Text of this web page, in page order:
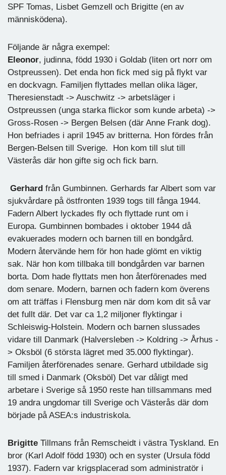
SPF Tomas, Lisbet Gemzell och Brigitte (en av
människödena).
Följande är några exempel:
Eleonor, judinna, född 1930 i Goldab (liten ort norr om
Ostpreussen). Det enda hon fick med sig på flykt var
en dockvagn. Familjen flyttades mellan olika läger,
Theresienstadt -> Auschwitz -> arbetsläger i
Ostpreussen (unga starka flickor som kunde arbeta) ->
Gross-Rosen -> Bergen Belsen (där Anne Frank dog).
Hon befriades i april 1945 av britterna. Hon fördes från
Bergen-Belsen till Sverige. Hon kom till slut till
Västerås där hon gifte sig och fick barn.
Gerhard från Gumbinnen. Gerhards far Albert som var
sjukvårdare på östfronten 1939 togs till fånga 1944.
Fadern Albert lyckades fly och flyttade runt om i
Europa. Gumbinnen bombades i oktober 1944 då
evakuerades modern och barnen till en bondgård.
Modern återvände hem för hon hade glömt en viktig
sak. När hon kom tillbaka till bondgården var barnen
borta. Dom hade flyttats men hon återförenades med
dom senare. Modern, barnen och fadern kom överens
om att träffas i Flensburg men när dom kom dit så var
det fullt där. Det var ca 1,2 miljoner flyktingar i
Schleiswig-Holstein. Modern och barnen slussades
vidare till Danmark (Halversleben -> Koldring -> Århus -
> Oksböl (6 största lägret med 35.000 flyktingar).
Familjen återförenades senare. Gerhard utbildade sig
till smed i Danmark (Oksböl) Det var dåligt med
arbetare i Sverige så 1950 reste han tillsammans med
19 andra ungdomar till Sverige och Västerås där dom
började på ASEA:s industriskola.
Brigitte Tillmans från Remscheidt i västra Tyskland. En
bror (Karl Adolf född 1930) och en syster (Ursula född
1937). Fadern var krigsplacerad som administratör i